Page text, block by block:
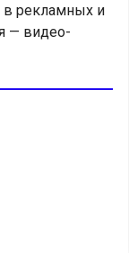
в рекламных и
— видео-